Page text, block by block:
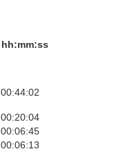
hh:mm:ss
00:44:02
00:20:04
00:06:45
00:06:13